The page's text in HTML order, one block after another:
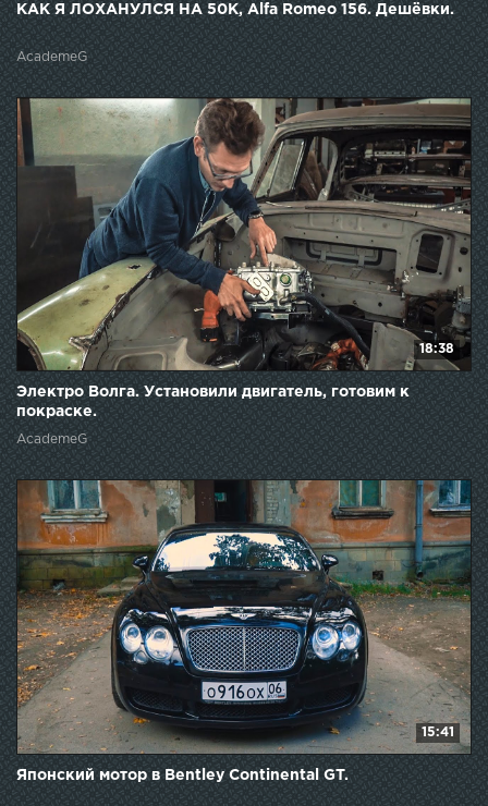
КАК Я ЛОХАНУЛСЯ НА 50К, Alfa Romeo 156. Дешёвки.
AcademeG
18:38
Электро Волга. Установили двигатель, готовим к
покраске.
AcademeG
15:41
Японский мотор в Bentley Continental GT.